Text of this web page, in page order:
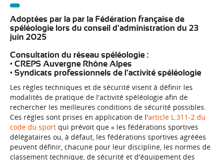
Adoptées par la par la Fédération française de
spéléologie lors du conseil d'administration du 23
juin 2025
Consultation du réseau spéléologie :
• CREPS Auvergne Rhône Alpes
• Syndicats professionnels de l'activité spéléologie
Les règles techniques et de sécurité visent à définir les
modalités de pratique de l'activité spéléologie afin de
rechercher les meilleures conditions de sécurité possibles.
Ces règles sont prises en application de l'article L.311-2 du
code du sport qui prévoit que « les fédérations sportives
délégataires ou, à défaut, les fédérations sportives agréées
peuvent définir, chacune pour leur discipline, les normes de
classement technique, de sécurité et d'équipement des